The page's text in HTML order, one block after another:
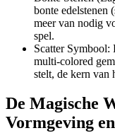
bonte edelstenen
meer van nodig
spel.
Scatter Symbool:
multi-colored
stelt, de kern van
De Magische
Vormgeving